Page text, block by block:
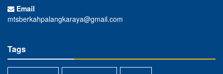
Email
mtsberkahpalangkaraya@gmail.com
Tags